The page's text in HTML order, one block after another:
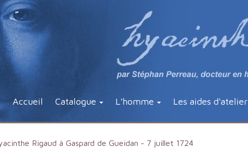
Accueil Catalogue L'homme Les aides d'atelier
Rigaud à Gaspard de Gueidan - 7 juillet 1724